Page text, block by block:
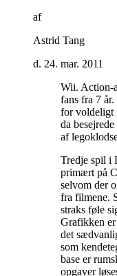
af
Astrid Tang
d. 24. mar. 2011
Wii. Action-
fans fra 7
for voldeligt
da
af
Tredje spil i
primært på
selvom der
fra filmene.
straks føle
Grafikken
det
som
base er
opgaver